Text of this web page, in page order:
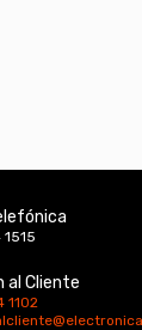
al Cliente